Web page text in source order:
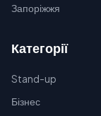
Запоріжжя
Категорії
Stand-up
Бізнес